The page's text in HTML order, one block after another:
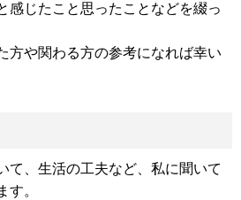
感じたこと思ったことなどを綴っ
方や関わる方の参考になれば幸い
て、生活の工夫など、私に聞いて
す。